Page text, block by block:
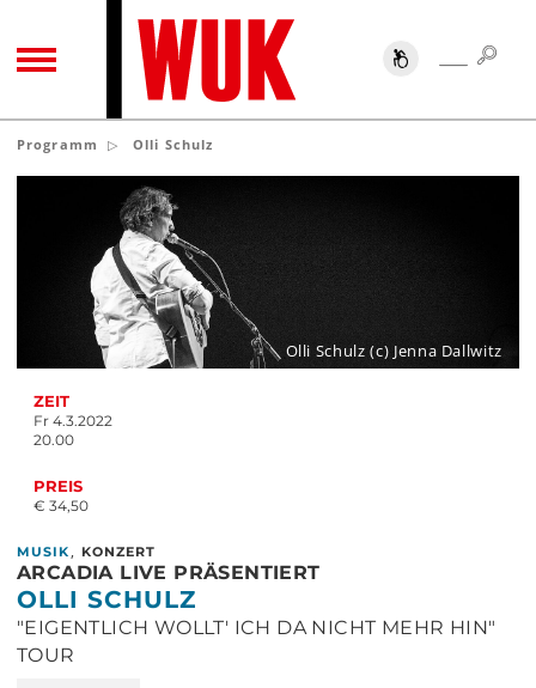
TOGGLE NAVIGATION SUCHE
Programm Olli Schulz
ZEIT
Fr 4.3.2022
20.00
PREIS
€ 34,50
Olli Schulz (c) Jenna Dallwitz
MUSIK , KONZERT
ARCADIA LIVE PRÄSENTIERT
OLLI SCHULZ
"EIGENTLICH WOLLT' ICH DA NICHT MEHR HIN"
TOUR